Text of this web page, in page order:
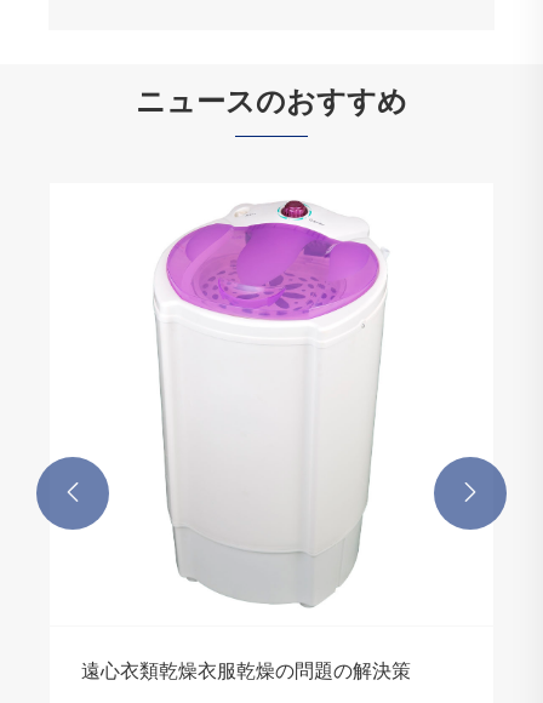
ニュースのおすすめ
遠心衣類乾燥衣服乾燥の問題の解決策
 